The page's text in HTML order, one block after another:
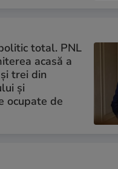
total. PNL
acasă a
trei din
și
ocupate de